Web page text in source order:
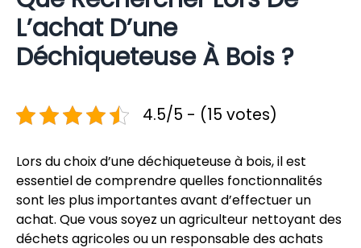
L’achat D’une
Déchiqueteuse À Bois ?
4.5/5 - (15 votes)
Lors du choix d’une déchiqueteuse à bois, il est
essentiel de comprendre quelles fonctionnalités
sont les plus importantes avant d’effectuer un
achat. Que vous soyez un agriculteur nettoyant des
déchets agricoles ou un responsable des achats